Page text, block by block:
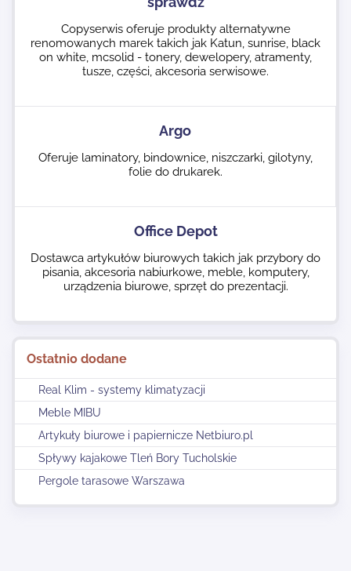
Ostatnio dodane
Real Klim - systemy klimatyzacji
Meble MIBU
Artykuły biurowe i papiernicze Netbiuro.pl
Spływy kajakowe Tleń Bory Tucholskie
Pergole tarasowe Warszawa
Copyserwis oferuje produkty alternatywne
renomowanych marek takich jak Katun, sunrise, black
on white, mcsolid - tonery, dewelopery, atramenty,
tusze, części, akcesoria serwisowe.
Argo
Oferuje laminatory, bindownice, niszczarki, gilotyny,
folie do drukarek.
Office Depot
Dostawca artykułów biurowych takich jak przybory do
pisania, akcesoria nabiurkowe, meble, komputery,
urządzenia biurowe, sprzęt do prezentacji.